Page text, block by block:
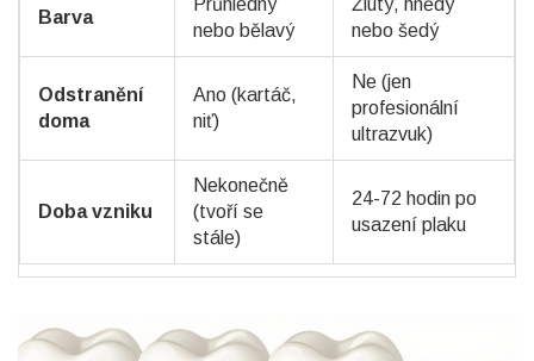
Barva
Průhledný
nebo bělavý
Žlutý, hnědý
nebo šedý
Odstranění
doma
Ano (kartáč,
niť)
Ne (jen
profesionální
ultrazvuk)
Doba vzniku
Nekonečně
(tvoří se
stále)
24-72 hodin po
usazení plaku